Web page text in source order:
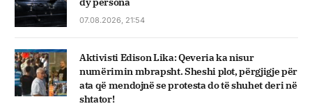
07.08.2026, 21:54
Aktivisti Edison Lika: Qeveria ka nisur
numërimin mbrapsht. Sheshi plot, përgjigje për
ata që mendojnë se protesta do të shuhet deri në
shtator!